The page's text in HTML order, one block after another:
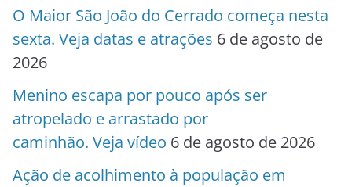
O Maior São João do Cerrado começa nesta
sexta. Veja datas e atrações 6 de agosto de
2026
Menino escapa por pouco após ser
atropelado e arrastado por
caminhão. Veja vídeo 6 de agosto de 2026
Ação de acolhimento à população em